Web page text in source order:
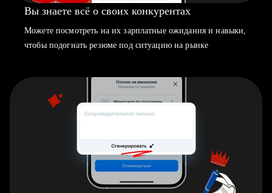
Вы знаете всё о своих конкурентах
Можете посмотреть на их зарплатные ожидания и навыки,
чтобы подогнать резюме под ситуацию на рынке